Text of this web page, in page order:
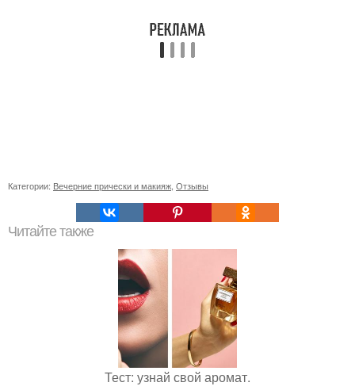
Категории: Вечерние прически и макияж Отзывы
Читайте также
Тест: узнай свой аромат.